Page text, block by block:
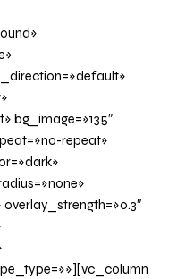
bg_image=»135″
repeat»